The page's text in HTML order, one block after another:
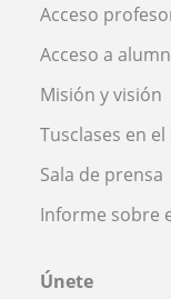
Acceso
Acceso a
Misión y visión
Tusclases en
Sala de prensa
Informe sobre
Únete